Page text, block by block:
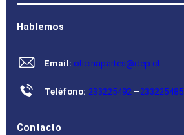
Hablemos
Email: oficinapartes@dep.cl
Teléfono: 233225492 –233225485
Contacto